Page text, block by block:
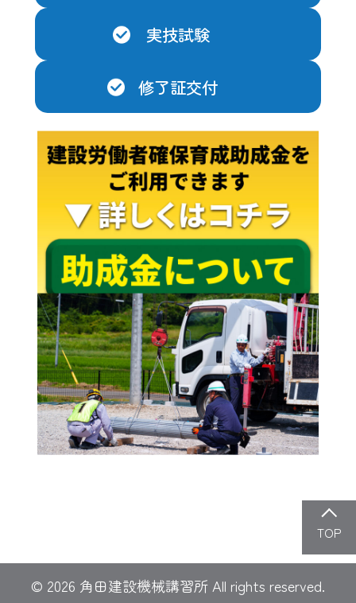
実技試験
修了証交付
TOP
© 2026 角田建設機械講習所 All rights reserved.